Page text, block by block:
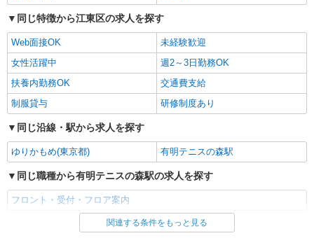
同じ特徴から江東区の求人を探す
Web面接OK
未経験歓迎
女性活躍中
週2～3日勤務OK
扶養内勤務OK
交通費支給
制服貸与
研修制度あり
同じ沿線・駅から求人を探す
ゆりかもめ(東京都) 有明テニスの森駅
同じ職種から有明テニスの森駅の求人を探す
フロント・受付・フロア案内
同じ雇用形態から有明テニスの森駅の求人を探す
関連する条件をもっと見る